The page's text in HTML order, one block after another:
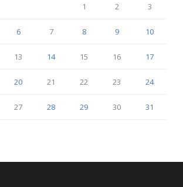
1 2 3
6 7 8 9 10
13 14 15 16 17
20 21 22 23 24
27 28 29 30
31